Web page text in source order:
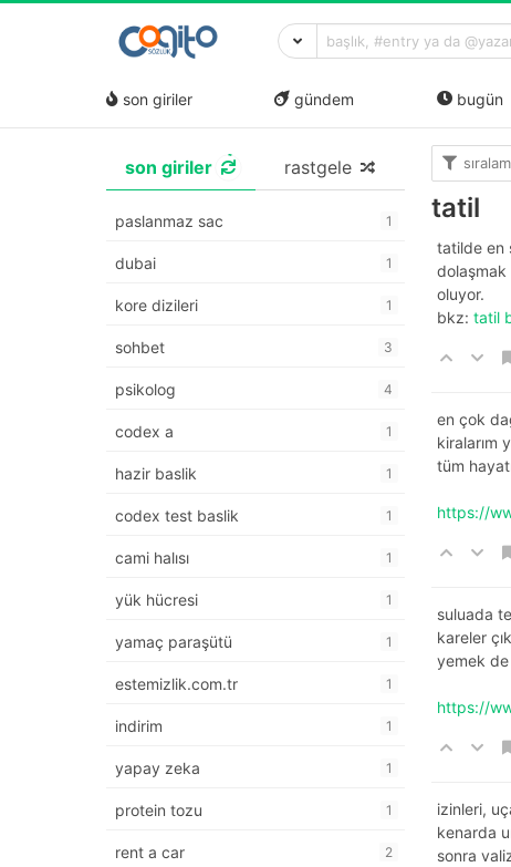
son giriler gündem bugün
son giriler rastgele
paslanmaz sac 1
dubai 1
kore dizileri 1
sohbet 3
psikolog 4
codex a 1
hazir baslik 1
codex test baslik 1
cami halısı 1
yük hücresi 1
yamaç paraşütü 1
estemizlik.com.tr 1
indirim 1
yapay zeka 1
protein tozu 1
rent a car 2
tatil
tatilde en
dolaşmak
oluyor.
bkz: tatil
en çok
kiralarım
tüm
https://
suluada
kareler
yemek de
https://
izinleri,
kenarda
sonra